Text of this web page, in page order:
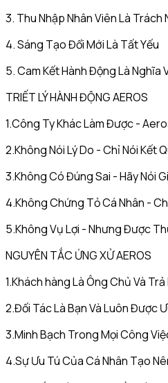
3. Thu Nhập Nhân Viên Là Trách
4. Sáng Tạo Đổi Mới Là Tất Yếu
5. Cam Kết Hành Động Là Nghĩa
TRIẾT LÝ HÀNH ĐỘNG AEROS
1.Công Ty Khác Làm Được -
2.Không Nói Lý Do - Chỉ Nói Kết
3.Không Có Đúng Sai - Hãy Nói
4.Không Chứng Tỏ Cá Nhân -
5.Không Vụ Lợi - Nhưng Được
NGUYÊN TẮC ỨNG XỬ AEROS
1.Khách hàng Là Ông Chủ Và
2.Đối Tác Là Bạn Và Luôn Được
3.Minh Bạch Trong Mọi Công
4.Sự Ưu Tú Của Cá Nhân Tạo